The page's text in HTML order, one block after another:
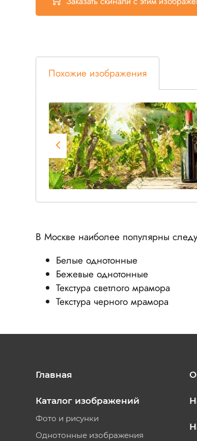
Похожие изображения
В Москве наиболее популярны
Белые однотонные
Бежевые однотонные
Текстура светлого мрамора
Текстура черного мрамора
Главная
Каталог изображений
Фото и рисунки
Однотонные изображения